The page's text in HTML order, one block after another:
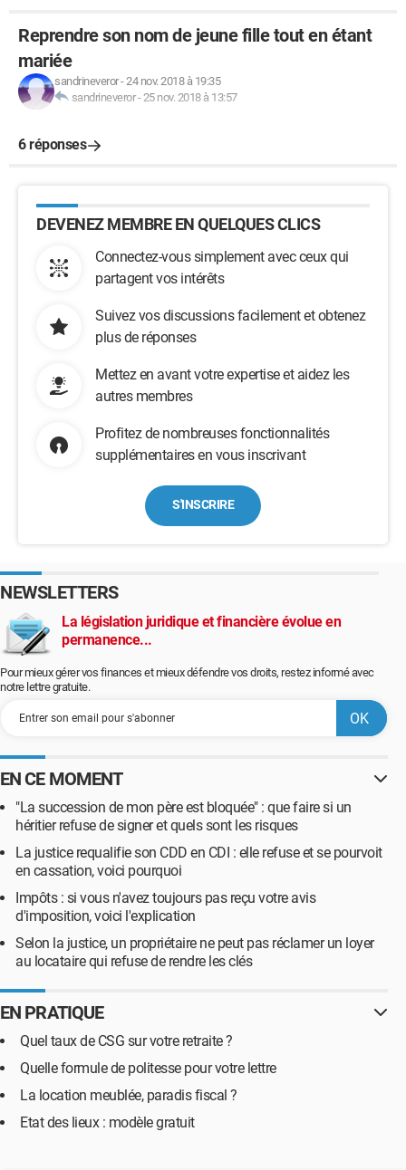
Reprendre son nom de jeune fille tout en étant
mariée
sandrineveror-24 nov. 2018 à 19:35
sandrineveror-25 nov. 2018 à 13:57
6 réponses
DEVENEZ MEMBRE EN QUELQUES CLICS
Connectez-vous simplement avec ceux qui
partagent vos intérêts
Suivez vos discussions facilement et obtenez
plus de réponses
Mettez en avant votre expertise et aidez les
autres membres
Profitez de nombreuses fonctionnalités
supplémentaires en vous inscrivant
S'INSCRIRE
NEWSLETTERS
La législation juridique et financière évolue en
permanence...
Pour mieux gérer vos finances et mieux défendre vos droits, restez informé avec
notre lettre gratuite.
EN CE MOMENT
"La succession de mon père est bloquée" : que faire si un
héritier refuse de signer et quels sont les risques
La justice requalifie son CDD en CDI : elle refuse et se pourvoit
en cassation, voici pourquoi
Impôts : si vous n'avez toujours pas reçu votre avis
d'imposition, voici l'explication
Selon la justice, un propriétaire ne peut pas réclamer un loyer
au locataire qui refuse de rendre les clés
EN PRATIQUE
Quel taux de CSG sur votre retraite ?
Quelle formule de politesse pour votre lettre
La location meublée, paradis fiscal ?
Etat des lieux : modèle gratuit